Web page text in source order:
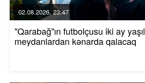
02.08.2026, 23:47
"Qarabağ"ın futbolçusu iki ay yaşıl
meydanlardan kənarda qalacaq